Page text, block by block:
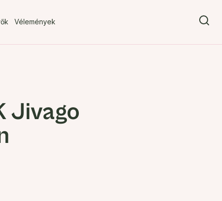
Vélemények
Jivago